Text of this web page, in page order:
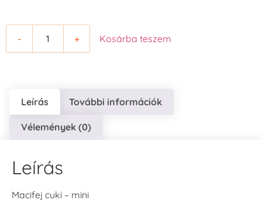
- + Kosárba teszem
Leírás További információk
Vélemények (0)
Leírás
Macifej cuki – mini